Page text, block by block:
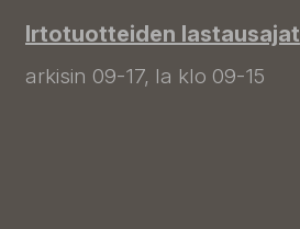
Irtotuotteiden lastausajat
arkisin 09-17, la klo 09-15